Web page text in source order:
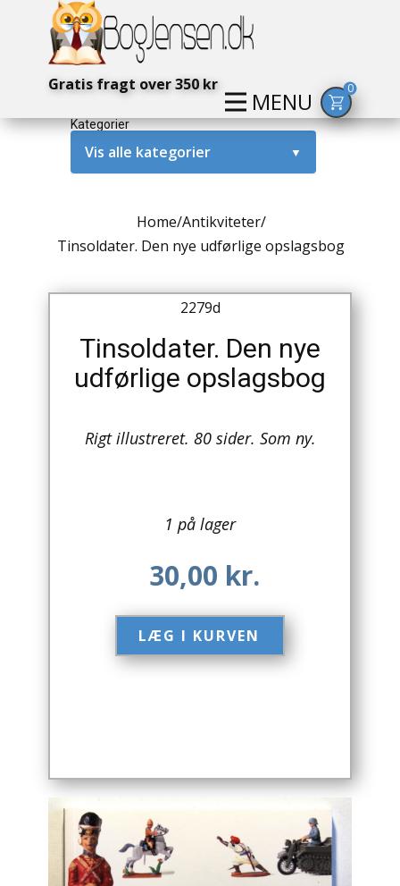
MENU
Gratis fragt over 350 kr 0
Kategorier
Vis alle kategorier ▼
Amerika / USA
Antikke / Specielle Bøger
Antikviteter
Arkæologi
Arkitektur
Børnebøger
Drikkevare / Øl / Vin
Engelsk
Erhverv
Home/Antikviteter/
Tinsoldater. Den nye udførlige opslagsbog
2279d
Tinsoldater. Den nye
udførlige opslagsbog
Rigt illustreret. 80 sider. Som ny.
1 på lager
30,00 kr.
LÆG I KURVEN​